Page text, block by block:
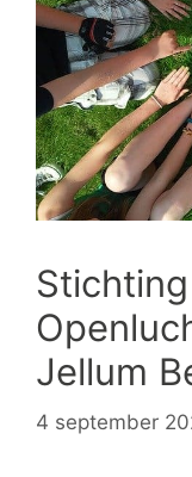
Stichting
Jellum
4 september